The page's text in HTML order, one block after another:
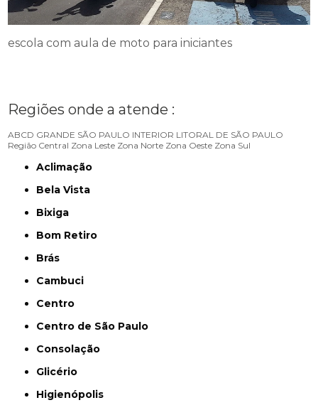
escola com aula de moto para iniciantes
Regiões onde a atende :
ABCD GRANDE SÃO PAULO INTERIOR LITORAL DE SÃO PAULO
Região Central Zona Leste Zona Norte Zona Oeste Zona Sul
Aclimação
Bela Vista
Bixiga
Bom Retiro
Brás
Cambuci
Centro
Centro de São Paulo
Consolação
Glicério
Higienópolis